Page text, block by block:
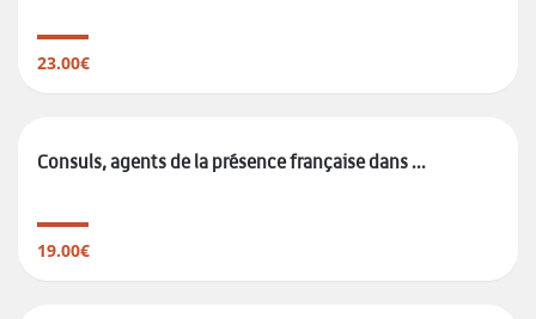
23.00€
Consuls, agents de la présence française dans ...
19.00€